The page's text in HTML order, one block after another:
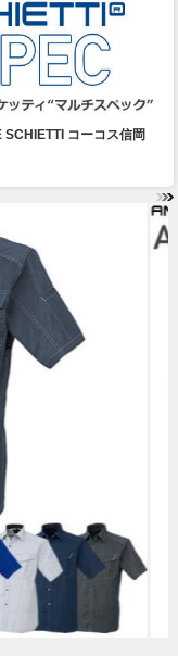
コーコス信岡